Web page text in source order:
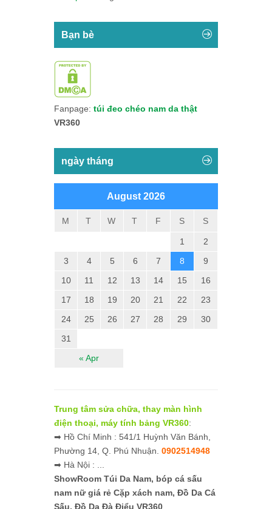
Bạn bè
Fanpage: túi đeo chéo nam da thật
VR360
ngày tháng
August 2026
M T W T F S S
« Apr
1
2
3
4 5 6 7 8
9
10
11 12 13 14 15
16
17
18 19 20 21 22
23
24
25 26 27 28 29
30
31
Trung tâm sửa chữa, thay màn hình
điện thoại, máy tính bảng VR360:
➡ Hồ Chí Minh : 541/1 Huỳnh Văn Bánh,
Phường 14, Q. Phú Nhuận. 0902514948
➡ Hà Nội : ...
ShowRoom Túi Da Nam, bóp cá sấu
nam nữ giá rẻ Cặp xách nam, Đồ Da Cá
Sấu, Đồ Da Đà Điểu VR360